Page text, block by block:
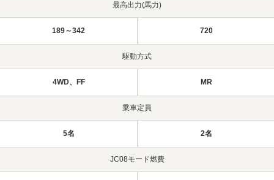
最高出力(馬力)
189～342 720
駆動方式
4WD、FF MR
乗車定員
5名 2名
JC08モード燃費